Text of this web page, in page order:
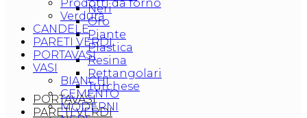
Neri
Oro
Piante
Plastica
Resina
Rettangolari
Turchese
PORTAVASI
PARETI VERDI
Prodotti da forno
Verdura
CANDELE
PARETI VERDI
PORTAVASI
VASI
BIANCHI
CEMENTO
MODERNI